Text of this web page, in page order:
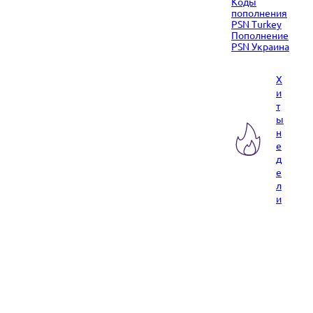
пополнения
PSN Turkey
Пополнение
PSN Украина
Х
и
т
ы
н
е
д
е
л
и